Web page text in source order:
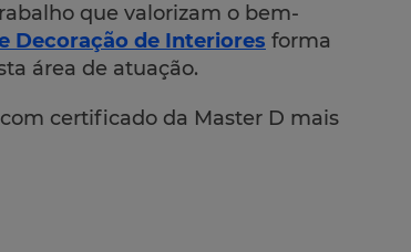
que valorizam o bem-
Decoração de Interiores forma
área de atuação.
certificado da Master D mais